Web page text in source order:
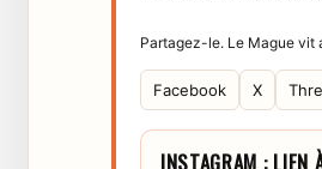
Partagez-le. Le Mague vit
Facebook X
INSTAGRAM : LIEN